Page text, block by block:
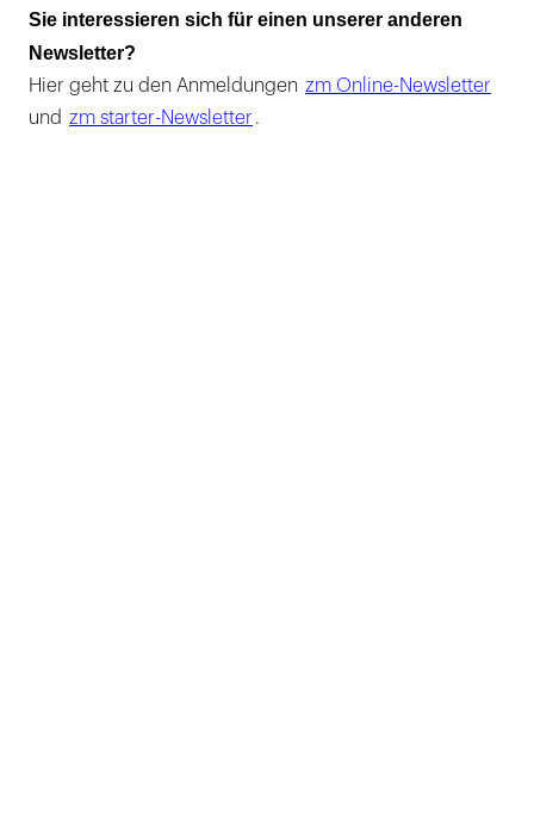
Sie interessieren sich für einen unserer anderen
Newsletter?
Hier geht zu den Anmeldungen zm Online-Newsletter
und zm starter-Newsletter .